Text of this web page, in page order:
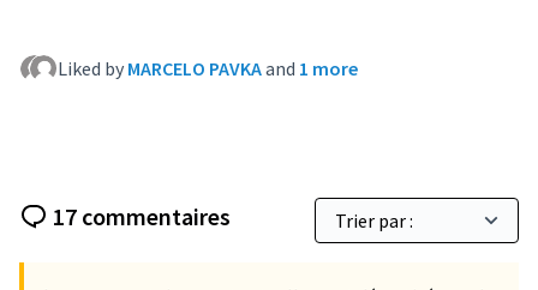
Liked by MARCELO PAVKAand 1 more
17 commentaires